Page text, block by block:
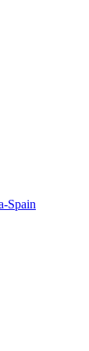
Spain